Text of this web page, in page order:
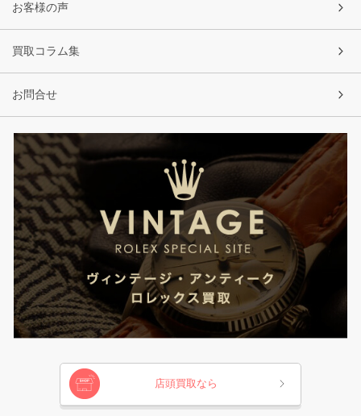
お客様の声
買取コラム集
お問合せ
店頭買取なら